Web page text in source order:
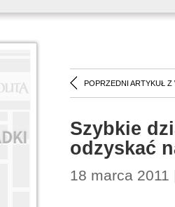
POPRZEDNI ARTYKUŁ Z
Szybkie
odzyskać
18 marca